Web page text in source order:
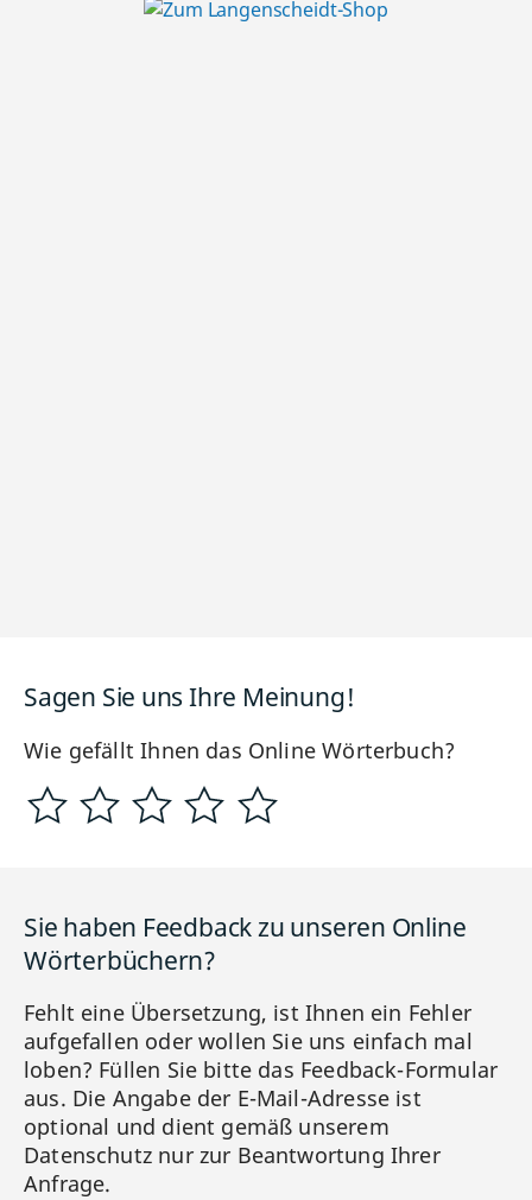
Sagen Sie uns Ihre Meinung!
Wie gefällt Ihnen das Online Wörterbuch?
Sie haben Feedback zu unseren Online
Wörterbüchern?
Fehlt eine Übersetzung, ist Ihnen ein Fehler
aufgefallen oder wollen Sie uns einfach mal
loben? Füllen Sie bitte das Feedback-Formular
aus. Die Angabe der E-Mail-Adresse ist
optional und dient gemäß unserem
Datenschutz nur zur Beantwortung Ihrer
Anfrage.